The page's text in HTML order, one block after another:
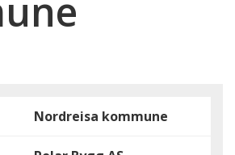
Nordreisa kommune